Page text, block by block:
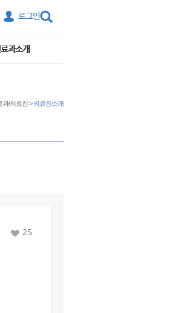
로그인
과소개
과/의료진>의료진소개
25